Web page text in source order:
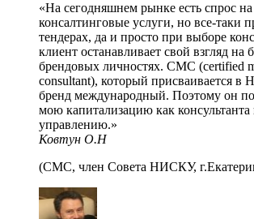
На сегодняшнем рынке есть спрос на
консалтинговые услуги, но все-таки
тендерах, да и просто при выборе
клиент останавливает свой взгляд на
брендовых личностях. СМС (certified
consultant), который присваивается в
бренд международный. Поэтому он
мою капитализацию как консультанта
управлению.
Ковтун О.Н
(СМС, член Совета НИСКУ,